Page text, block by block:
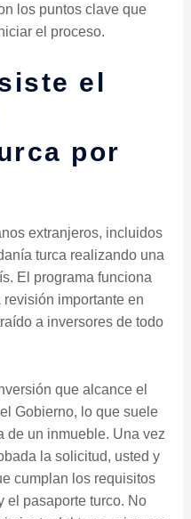
los puntos clave que
el proceso.
el
por
extranjeros, incluidos
turca realizando una
El programa funciona
importante en
a inversores de todo
que alcance el
Gobierno, lo que suele
de un inmueble. Una vez
la solicitud, usted y
cumplan los requisitos
el pasaporte turco. No